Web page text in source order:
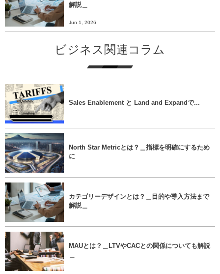
解説＿
Jun 1, 2026
ビジネス関連コラム
Sales Enablement と Land and Expandで...
North Star Metricとは？＿指標を明確にするため
に
カテゴリーデザインとは？＿目的や導入方法まで
解説＿
MAUとは？＿LTVやCACとの関係についても解説